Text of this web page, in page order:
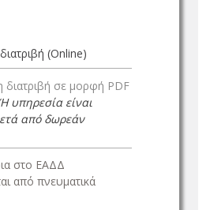
(Online)
διατριβή σε μορφή PDF
υπηρεσία είναι
από δωρεάν
στο ΕΑΔΔ
από πνευματικά